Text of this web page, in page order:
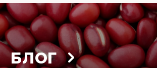
БЛОГ